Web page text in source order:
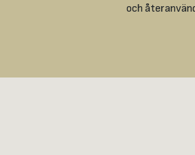
och